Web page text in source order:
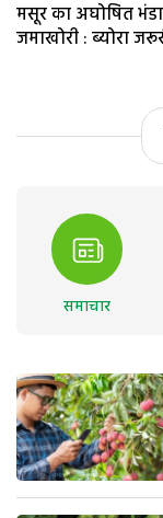
मसूर का अघोषित
जमाखोरी : ब्योरा
समाचार